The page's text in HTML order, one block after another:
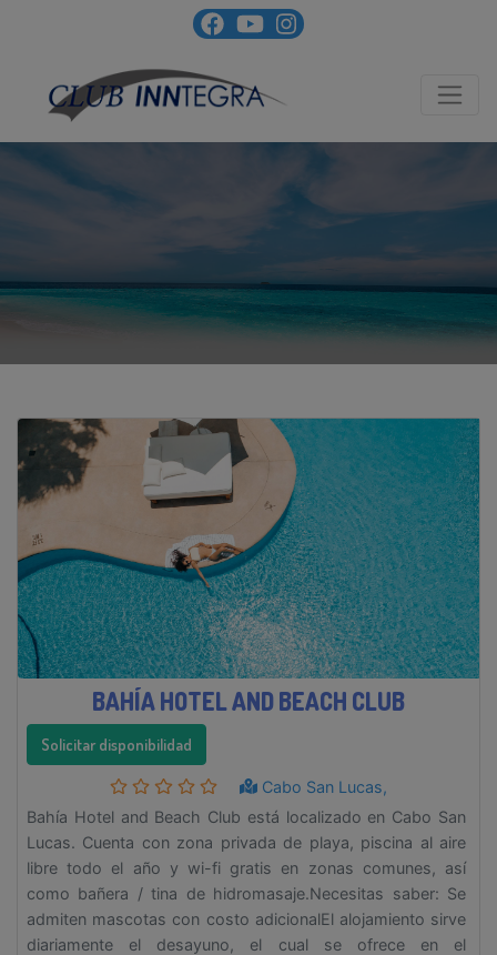
BAHÍA HOTEL AND BEACH CLUB
Solicitar disponibilidad
Cabo San Lucas,
Bahía Hotel and Beach Club está localizado en Cabo San
Lucas. Cuenta con zona privada de playa, piscina al aire
libre todo el año y wi-fi gratis en zonas comunes, así
como bañera / tina de hidromasaje.Necesitas saber: Se
admiten mascotas con costo adicionalEl alojamiento sirve
diariamente el desayuno, el cual se ofrece en el